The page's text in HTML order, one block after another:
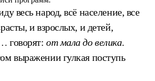
весь народ, всё население, все
и взрослых, и детей,
говорят: от мала до велика.
выражении гулкая поступь